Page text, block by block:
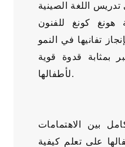
اللغة الصينية
هونغ كونغ للفنون
تفانيها في النمو
بمثابة قدوة قوية
لأطفالها.
بين الاهتمامات
على تعلم كيفية